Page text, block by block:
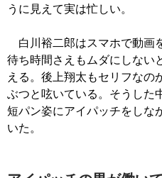
うに見えて実は忙しい。
白川裕二郎はスマホで動画
待ち時間さえもムダにしない
える。後上翔太もセリフなの
ぶつと呟いている。そうした
短パン姿にアイパッチをしな
いた。